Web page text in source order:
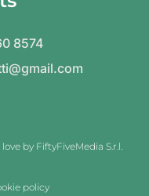
8574
by FiftyFiveMedia S.r.l.
policy